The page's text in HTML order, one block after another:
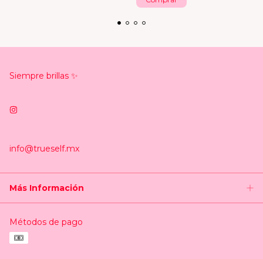
Siempre brillas ✨
info@trueself.mx
Más Información
Métodos de pago